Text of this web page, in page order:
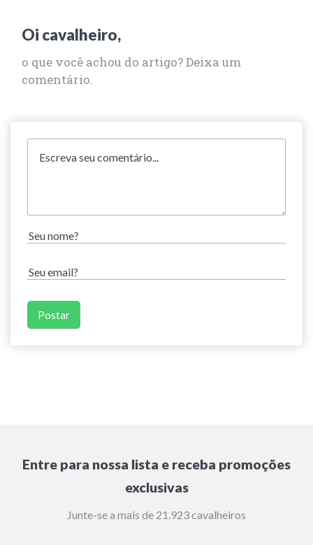
Oi cavalheiro,
o que você achou do artigo? Deixa um
comentário.
Entre para nossa lista e receba promoções
exclusivas
Junte-se a mais de 21.923 cavalheiros